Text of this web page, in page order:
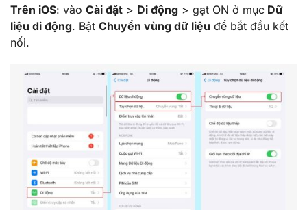
Trên iOS: vào Cài đặt > Di động > gạt ON ở mục Dữ
liệu di động. Bật Chuyển vùng dữ liệu để bắt đầu kết
nối.